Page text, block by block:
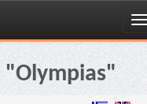
"Olympias"